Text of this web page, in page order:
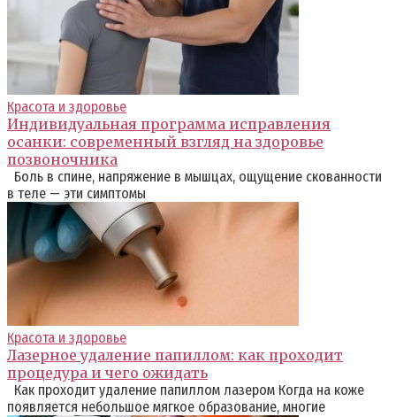
Красота и здоровье
Индивидуальная программа исправления
осанки: современный взгляд на здоровье
позвоночника
Боль в спине, напряжение в мышцах, ощущение скованности
в теле — эти симптомы
Красота и здоровье
Лазерное удаление папиллом: как проходит
процедура и чего ожидать
Как проходит удаление папиллом лазером Когда на коже
появляется небольшое мягкое образование, многие